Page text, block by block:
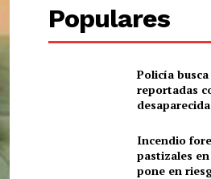
Populares
Policía
reportadas
Incendio
pastizales
pone en